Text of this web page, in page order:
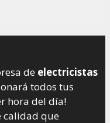
de electricistas
todos tus
hora del día!
calidad que